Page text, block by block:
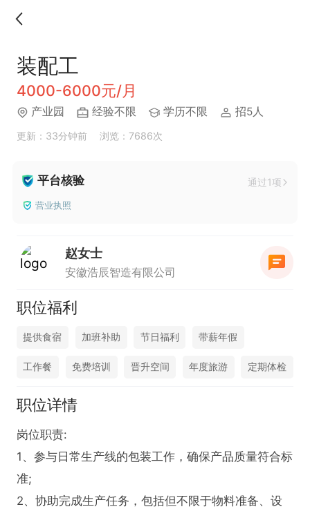
装配工
4000-6000元/月
产业园 经验不限 学历不限 招5人
更新：33分钟前 浏览：7686次
平台核验 通过1项
营业执照
赵女士
安徽浩辰智造有限公司
职位福利
提供食宿 加班补助 节日福利 带薪年假
工作餐 免费培训 晋升空间 年度旅游 定期体检
职位详情
岗位职责:
1、参与日常生产线的包装工作，确保产品质量符合标
准;
2、协助完成生产任务，包括但不限于物料准备、设